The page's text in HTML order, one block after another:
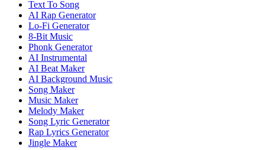
Text To Song
AI Rap Generator
Lo-Fi Generator
8-Bit Music
Phonk Generator
AI Instrumental
AI Beat Maker
AI Background Music
Song Maker
Music Maker
Melody Maker
Song Lyric Generator
Rap Lyrics Generator
Jingle Maker